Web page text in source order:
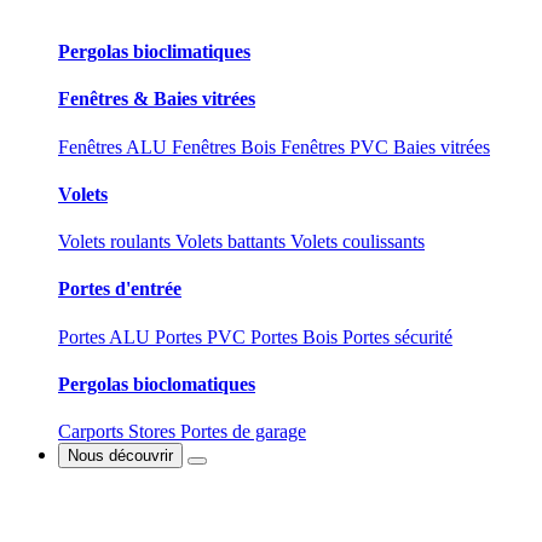
Pergolas bioclimatiques
Fenêtres & Baies vitrées
Fenêtres ALU Fenêtres Bois Fenêtres PVC Baies vitrées
Volets
Volets roulants Volets battants Volets coulissants
Portes d'entrée
Portes ALU Portes PVC Portes Bois Portes sécurité
Pergolas bioclomatiques
Carports Stores Portes de garage
Nous découvrir